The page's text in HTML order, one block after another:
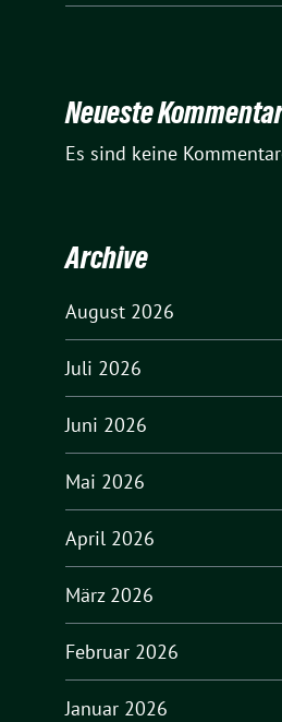
Neueste
Es sind keine
Archive
August 2026
Juli 2026
Juni 2026
Mai 2026
April 2026
März 2026
Februar 2026
Januar 2026